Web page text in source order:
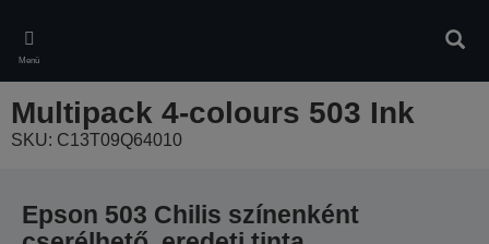
main
content
Menü
Multipack 4-colours 503 Ink
SKU: C13T09Q64010
Epson 503 Chilis színenként